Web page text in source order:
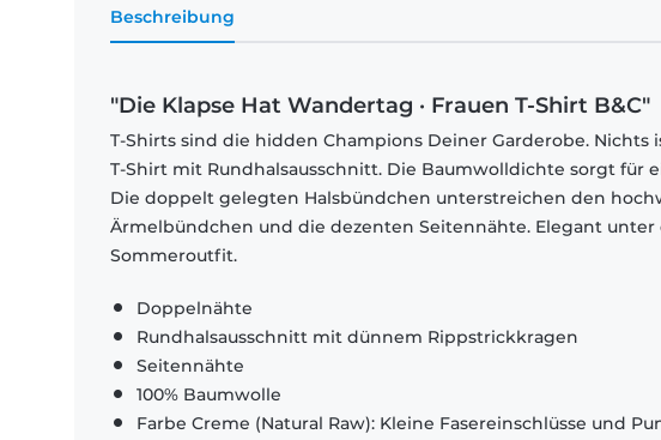
Beschreibung
"Die Klapse Hat Wandertag · Frauen T-Shirt B&C"
T-Shirts sind die hidden Champions Deiner Garderobe.
T-Shirt mit Rundhalsausschnitt. Die Baumwolldichte sorgt für
Die doppelt gelegten Halsbündchen unterstreichen den
Ärmelbündchen und die dezenten Seitennähte. Elegant unter
Sommeroutfit.
Doppelnähte
Rundhalsausschnitt mit dünnem Rippstrickkragen
Seitennähte
100% Baumwolle
Farbe Creme (Natural Raw): Kleine Fasereinschlüsse und